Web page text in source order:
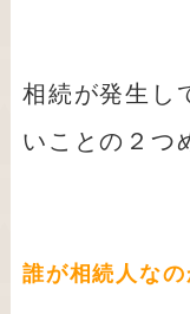
相続が発生し
いことの２つ
誰が相続人なの